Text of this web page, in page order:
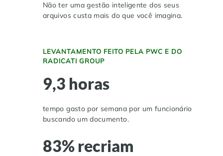
Controle e Organização de Documentos Físicos
Não ter uma gestão inteligente dos seus
arquivos custa mais do que você imagina.
LEVANTAMENTO FEITO PELA PWC E DO
RADICATI GROUP
9,3 horas
tempo gasto por semana por um funcionário
buscando um documento.
83% recriam